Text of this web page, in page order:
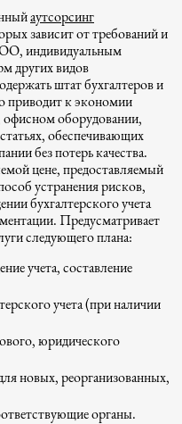
аутсорсинг
зависит от требований и
индивидуальным
других видов
штат бухгалтеров и
приводит к экономии
офисном оборудовании,
обеспечивающих
без потерь качества.
цене, предоставляемый
устранения рисков,
бухгалтерского учета
Предусматривает
следующего плана:
учета, составление
учета (при наличии
юридического
новых, реорганизованных,
органы.